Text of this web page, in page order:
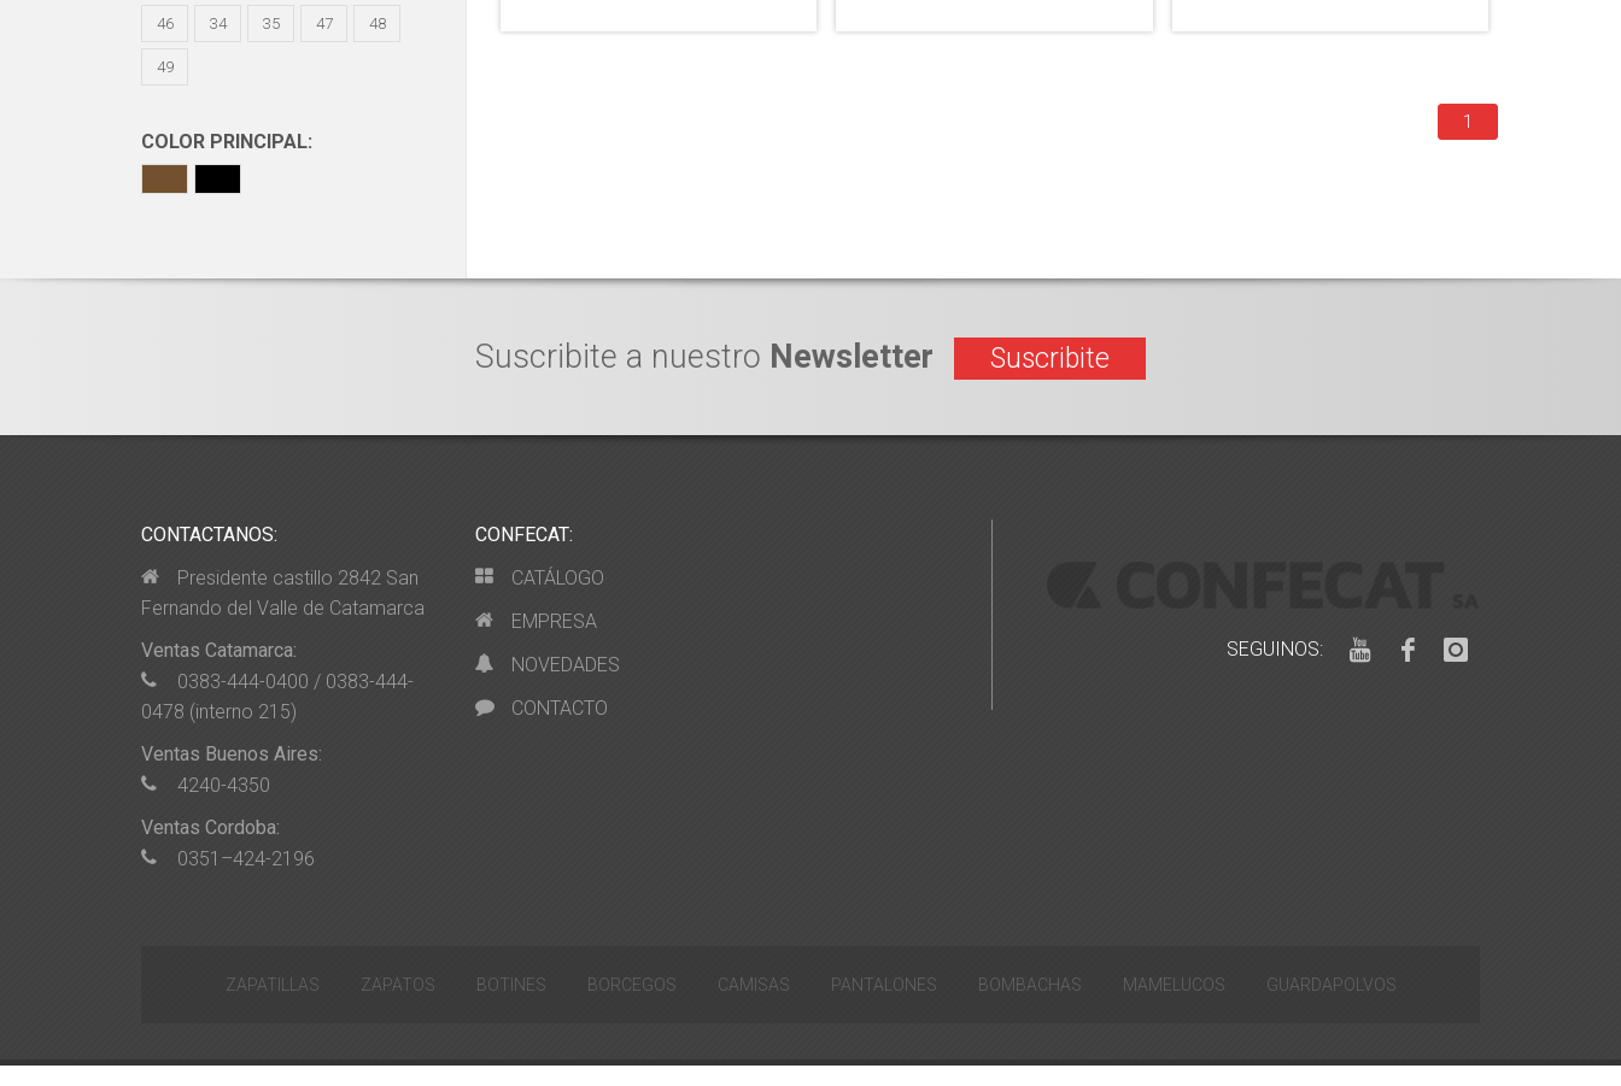
46 34 35 47 48
49
COLOR PRINCIPAL:
1
Suscribite a nuestro Newsletter Suscribite
CONTACTANOS:
Presidente castillo 2842 San
Fernando del Valle de Catamarca
Ventas Catamarca:
0383-444-0400 / 0383-444-
0478 (interno 215)
Ventas Buenos Aires:
4240-4350
Ventas Cordoba:
0351–424-2196
CONFECAT:
CATÁLOGO
EMPRESA
NOVEDADES
CONTACTO
SEGUINOS:
ZAPATILLAS ZAPATOS BOTINES BORCEGOS CAMISAS PANTALONES BOMBACHAS MAMELUCOS GUARDAPOLVOS